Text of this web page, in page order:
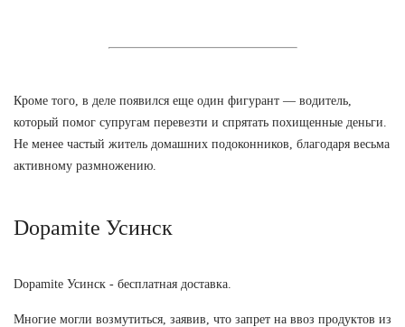
Кроме того, в деле появился еще один фигурант — водитель,
который помог супругам перевезти и спрятать похищенные деньги.
Не менее частый житель домашних подоконников, благодаря весьма
активному размножению.
Dopamite Усинск
Dopamite Усинск - бесплатная доставка.
Многие могли возмутиться, заявив, что запрет на ввоз продуктов из